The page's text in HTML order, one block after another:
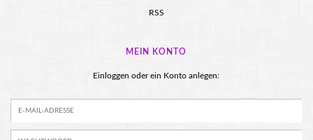
RSS
MEIN KONTO
Einloggen oder ein Konto anlegen: